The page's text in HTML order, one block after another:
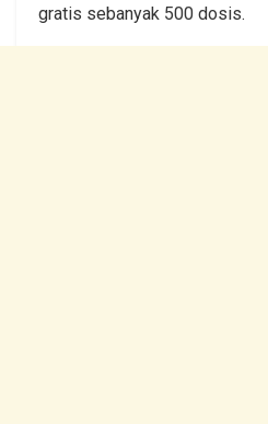
gratis sebanyak 500 dosis.